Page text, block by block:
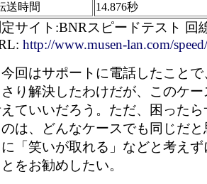
送時間
14.876秒
サイト:BNRスピードテスト 回
http://www.musen-lan.com/speed/
回はサポートに電話したことで
さり解決したわけだが、このケ
ていいだろう。ただ、困った
のは、どんなケースでも同じだ
に「笑いが取れる」などと考え
をお勧めしたい。